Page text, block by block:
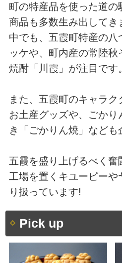
町の特産品を使った道の
商品も多数生み出してき
中でも、五霞町特産の八
ッケや、町内産の常陸
焼酎「川霞」が注目です。
また、五霞町のキャラ
お土産グッズや、ごか
き「ごかりん焼」なども
五霞を盛り上げるべく奮
工場を置くキユーピーや
り扱っています!
Pick up